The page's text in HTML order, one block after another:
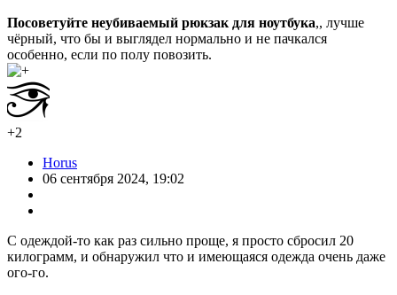
Посоветуйте неубиваемый рюкзак для ноутбука,, лучше
чёрный, что бы и выглядел нормально и не пачкался
особенно, если по полу повозить.
+2
Horus
06 сентября 2024, 19:02
С одеждой-то как раз сильно проще, я просто сбросил 20
килограмм, и обнаружил что и имеющаяся одежда очень даже
ого-го.